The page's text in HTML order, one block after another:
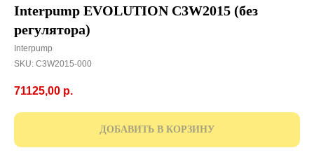
Interpump EVOLUTION С3W2015 (без
регулятора)
Interpump
SKU: C3W2015-000
71125,00 р.
ДОБАВИТЬ В КОРЗИНУ